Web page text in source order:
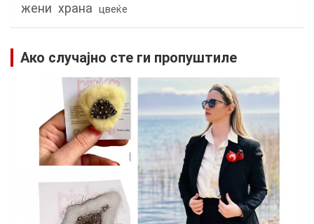
жени храна цвеќе
Ако случајно сте ги пропуштиле